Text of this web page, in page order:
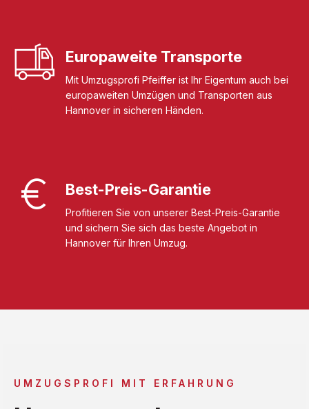
Europaweite Transporte
Mit Umzugsprofi Pfeiffer ist Ihr Eigentum auch bei
europaweiten Umzügen und Transporten aus
Hannover in sicheren Händen.
Best-Preis-Garantie
Profitieren Sie von unserer Best-Preis-Garantie
und sichern Sie sich das beste Angebot in
Hannover für Ihren Umzug.
UMZUGSPROFI MIT ERFAHRUNG